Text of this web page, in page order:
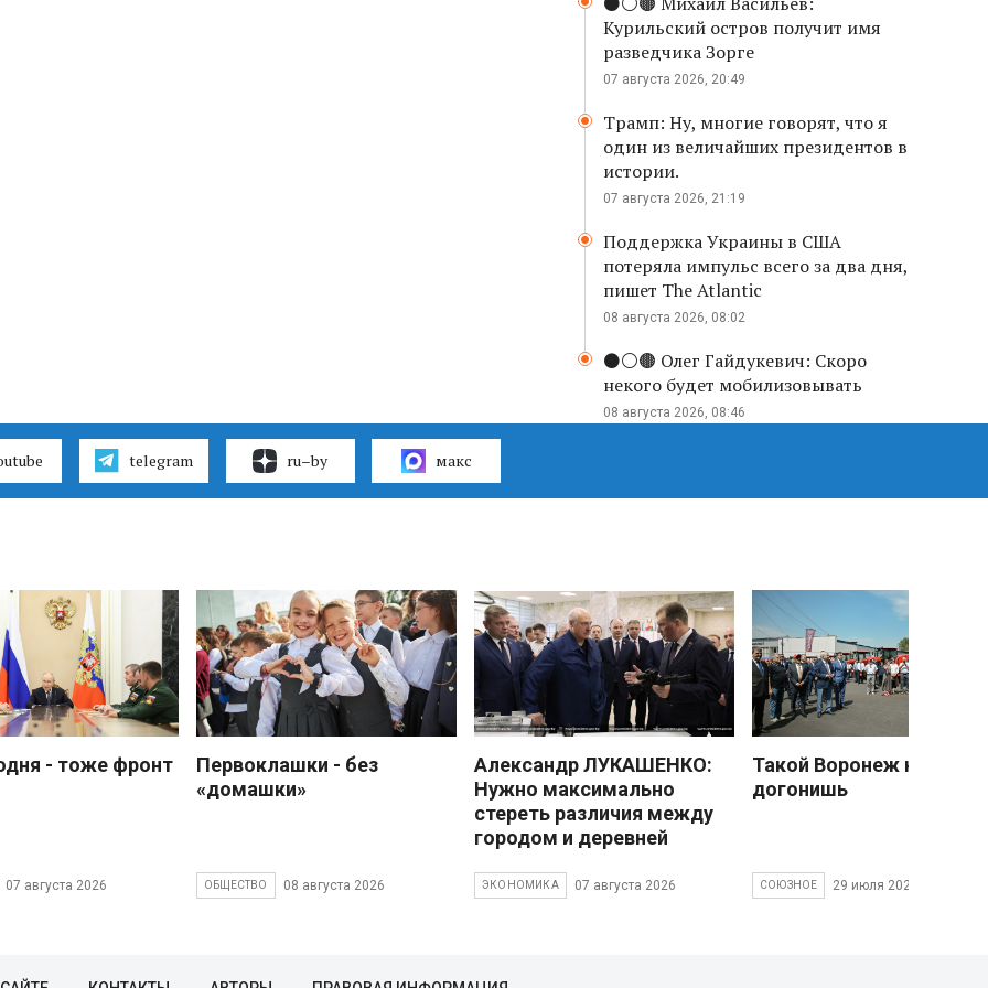
Курильский остров получит имя
разведчика Зорге
07 августа 2026, 20:49
Трамп: Ну, многие говорят, что я
один из величайших президентов в
истории.
07 августа 2026, 21:19
Поддержка Украины в США
потеряла импульс всего за два дня,
пишет The Atlantic
08 августа 2026, 08:02
⚫️⚪️🟤 Олег Гайдукевич: Скоро
некого будет мобилизовывать
08 августа 2026, 08:46
telegram ru–by макс
- тоже фронт
07 августа 2026
Первоклашки - без
«домашки»
ОБЩЕСТВО 08 августа 2026
Александр ЛУКАШЕНКО:
Нужно максимально
стереть различия между
городом и деревней
ЭКОНОМИКА 07 августа 2026
Такой Воронеж не
догонишь
СОЮЗНОЕ 29 июля 2026